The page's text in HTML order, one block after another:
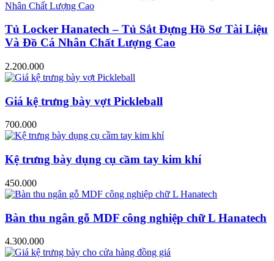
Tủ Locker Hanatech – Tủ Sắt Đựng Hồ Sơ Tài Liệu
Và Đồ Cá Nhân Chất Lượng Cao
2.200.000
Giá kệ trưng bày vợt Pickleball
700.000
Kệ trưng bày dụng cụ cầm tay kim khí
450.000
Bàn thu ngân gỗ MDF công nghiệp chữ L Hanatech
4.300.000